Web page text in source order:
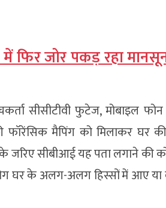
फिर जोर पकड़ रहा
सीसीटीवी फुटेज, मोबाइल
फॉरेंसिक मैपिंग को मिलाकर घर
जरिए सीबीआई यह पता लगाने की
घर के अलग-अलग हिस्सों में आए